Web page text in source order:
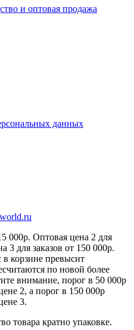
и оптовая продажа
данных
000р. Оптовая цена 2 для
3 для заказов от 150 000р.
в корзине превысит
по новой более
внимание, порог в 50 000р
2, а порог в 150 000р
3.
товара кратно упаковке.